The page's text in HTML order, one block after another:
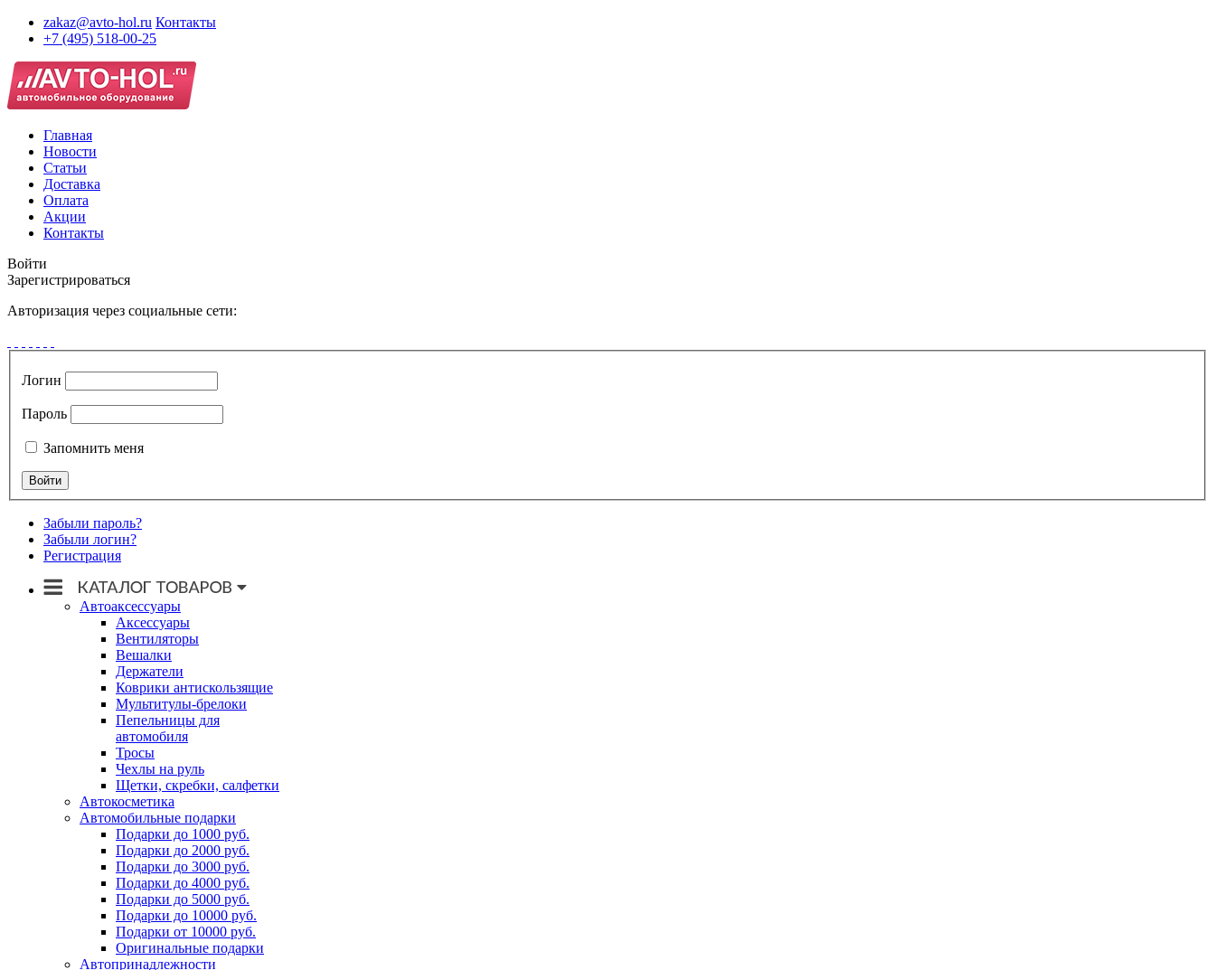
zakaz@avto-hol.ru Контакты
+7 (495) 518-00-25
Главная
Новости
Статьи
Доставка
Оплата
Акции
Контакты
Войти
Зарегистрироваться
Авторизация через социальные сети:
Логин
Пароль
Запомнить меня
Забыли пароль?
Забыли логин?
Регистрация
Автоаксессуары
Аксессуары
Вентиляторы
Вешалки
Держатели
Коврики антискользящие
Мультитулы-брелоки
Пепельницы для
автомобиля
Тросы
Чехлы на руль
Щетки, скребки, салфетки
Автокосметика
Автомобильные подарки
Подарки до 1000 руб.
Подарки до 2000 руб.
Подарки до 3000 руб.
Подарки до 4000 руб.
Подарки до 5000 руб.
Подарки до 10000 руб.
Подарки от 10000 руб.
Оригинальные подарки
Автопринадлежности